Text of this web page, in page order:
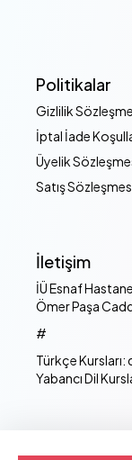
Politikalar
Gizlilik
İptal İade
Üyelik
Satış
İletişim
İÜ Esnaf
Ömer Paşa
#
Türkçe
Yabancı Dil
İstanbul